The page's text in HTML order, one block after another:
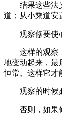
结果这些法义
道；从小乘道安
观察修要使
这样的观察，
地变动起来，最
恒常。这样它才
观察的时候必
否则，如果修